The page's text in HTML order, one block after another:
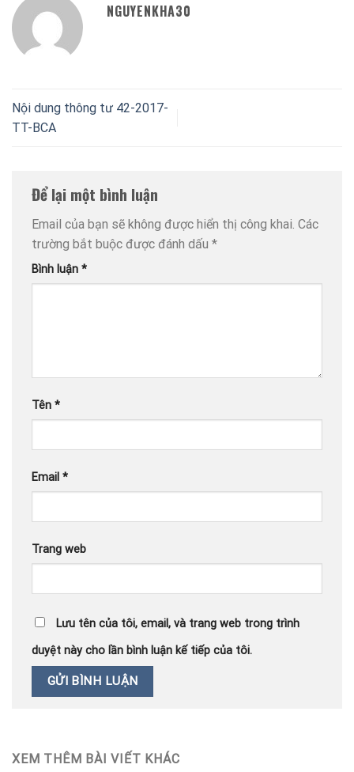
NGUYENKHA30
Nội dung thông tư 42-2017-
TT-BCA
Để lại một bình luận
Email của bạn sẽ không được hiển thị công khai. Các
trường bắt buộc được đánh dấu *
Bình luận *
Tên *
Email *
Trang web
Lưu tên của tôi, email, và trang web trong trình
duyệt này cho lần bình luận kế tiếp của tôi.
XEM THÊM BÀI VIẾT KHÁC